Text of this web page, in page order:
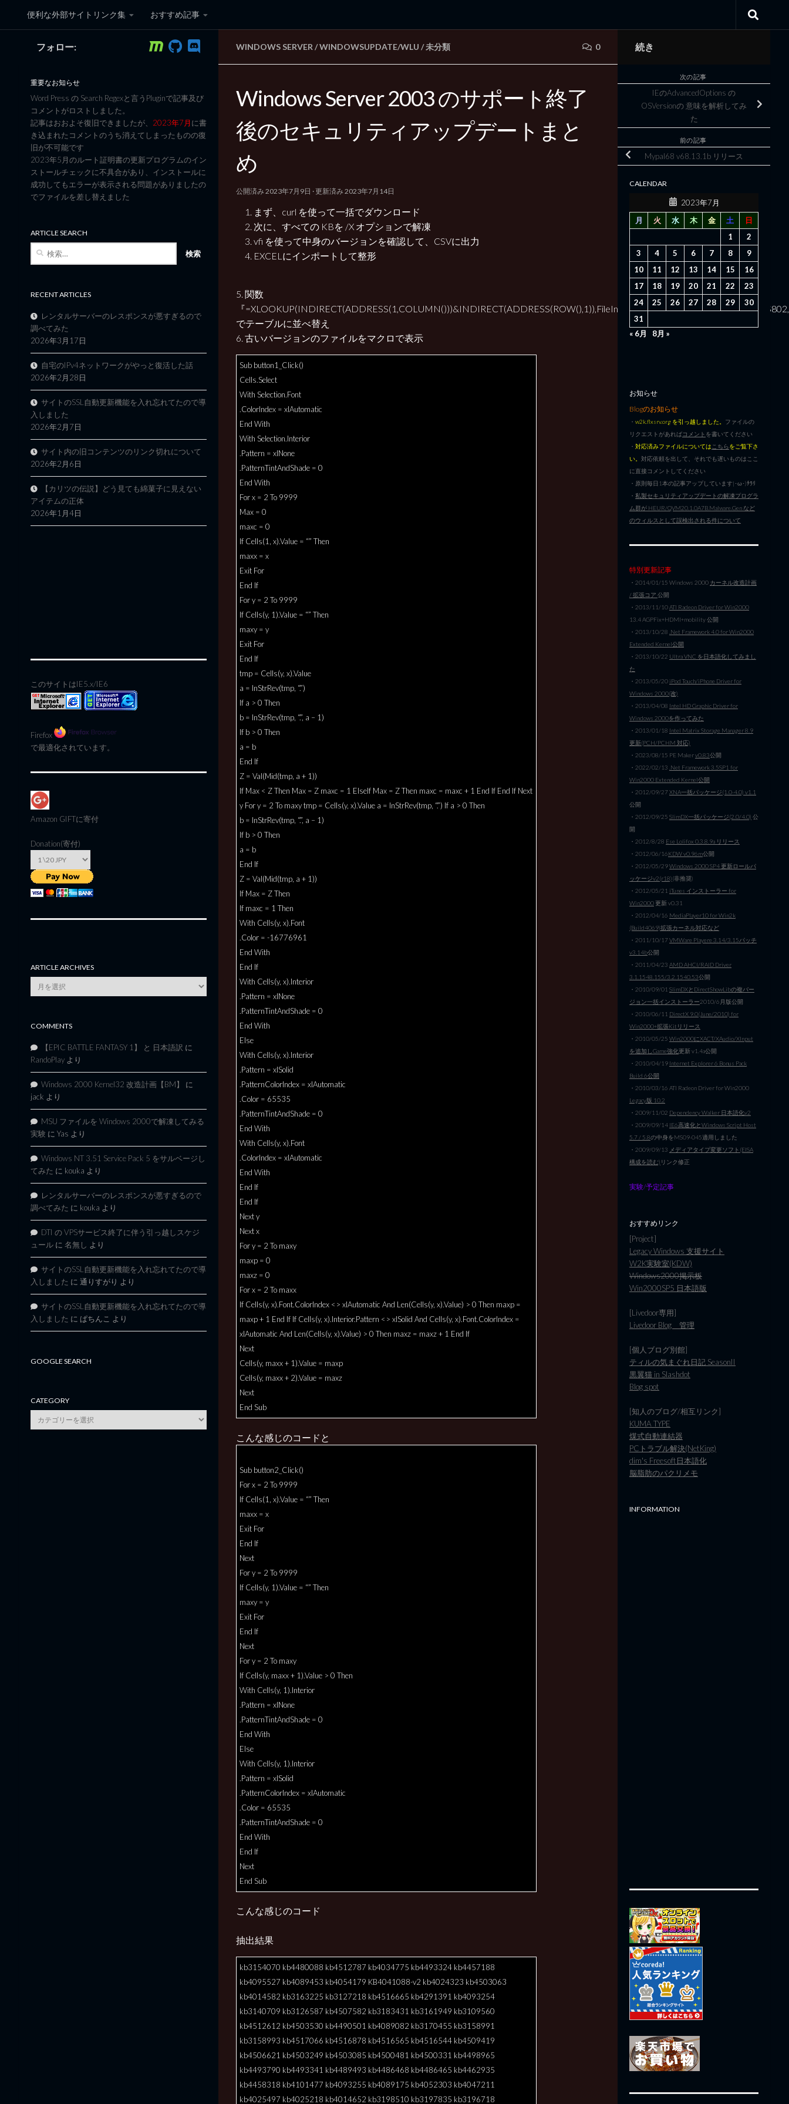
コンテンツへスキップ
便利な外部サイトリンク集 おすすめ記事
黒翼猫のコンピュータ日記 3rd Edition
WINDOWS SERVER /WINDOWSUPDATE/WLU /未分類 0
Windows Server 2003 のサポート終了
後のセキュリティアップデートまと
め
公開済み2023年7月9日 · 更新済み2023年7月14日
まず、curl を使って一括でダウンロード
次に、すべての KBを /X オプションで解凍
vfi を使って中身のバージョンを確認して、CSVに出力
EXCELにインポートして整形
5. 関数
『
でテーブルに並べ替え
6. 古いバージョンのファイルをマクロで表示
Sub button1_Click()
Cells.Select
With Selection.Font
.ColorIndex = xlAutomatic
End With
With Selection.Interior
.Pattern = xlNone
.PatternTintAndShade = 0
End With
For x = 2 To 9999
Max = 0
maxc = 0
If Cells(1, x).Value = “” Then
maxx = x
Exit For
End If
For y = 2 To 9999
If Cells(y, 1).Value = “” Then
maxy = y
Exit For
End If
tmp = Cells(y, x).Value
a = InStrRev(tmp, “.”)
If a > 0 Then
b = InStrRev(tmp, “.”, a – 1)
If b > 0 Then
a = b
End If
Z = Val(Mid(tmp, a + 1))
If Max < Z Then Max = Z maxc = 1 ElseIf Max = Z Then maxc = maxc + 1 End If End If Next
y For y = 2 To maxy tmp = Cells(y, x).Value a = InStrRev(tmp, “.”) If a > 0 Then
b = InStrRev(tmp, “.”, a – 1)
If b > 0 Then
a = b
End If
Z = Val(Mid(tmp, a + 1))
If Max = Z Then
If maxc = 1 Then
With Cells(y, x).Font
.Color = -16776961
End With
End If
With Cells(y, x).Interior
.Pattern = xlNone
.PatternTintAndShade = 0
End With
Else
With Cells(y, x).Interior
.Pattern = xlSolid
.PatternColorIndex = xlAutomatic
.Color = 65535
.PatternTintAndShade = 0
End With
With Cells(y, x).Font
.ColorIndex = xlAutomatic
End With
End If
End If
Next y
Next x
For y = 2 To maxy
maxp = 0
maxz = 0
For x = 2 To maxx
If Cells(y, x).Font.ColorIndex <> xlAutomatic And Len(Cells(y, x).Value) > 0 Then maxp =
maxp + 1 End If If Cells(y, x).Interior.Pattern <> xlSolid And Cells(y, x).Font.ColorIndex =
xlAutomatic And Len(Cells(y, x).Value) > 0 Then maxz = maxz + 1 End If
Next
Cells(y, maxx + 1).Value = maxp
Cells(y, maxx + 2).Value = maxz
Next
End Sub
こんな感じのコードと
Sub button2_Click()
For x = 2 To 9999
If Cells(1, x).Value = “” Then
maxx = x
Exit For
End If
Next
For y = 2 To 9999
If Cells(y, 1).Value = “” Then
maxy = y
Exit For
End If
Next
For y = 2 To maxy
If Cells(y, maxx + 1).Value > 0 Then
With Cells(y, 1).Interior
.Pattern = xlNone
.PatternTintAndShade = 0
End With
Else
With Cells(y, 1).Interior
.Pattern = xlSolid
.PatternColorIndex = xlAutomatic
.Color = 65535
.PatternTintAndShade = 0
End With
End If
Next
End Sub
こんな感じのコード
抽出結果
kb3154070 kb4480088 kb4512787 kb4034775 kb4493324 kb4457188
kb4095527 kb4089453 kb4054179 KB4041088-v2 kb4024323 kb4503063
kb4014582 kb3163225 kb3127218 kb4516665 kb4291391 kb4093254
kb3140709 kb3126587 kb4507582 kb3183431 kb3161949 kb3109560
kb4512612 kb4503530 kb4490501 kb4089082 kb3170455 kb3158991
kb3158993 kb4517066 kb4516878 kb4516565 kb4516544 kb4509419
kb4506621 kb4503249 kb4503085 kb4500481 kb4500331 kb4498965
kb4493790 kb4493341 kb4489493 kb4486468 kb4486465 kb4462935
kb4458318 kb4101477 kb4093255 kb4089175 kb4052303 kb4047211
kb4025497 kb4025218 kb4014652 kb3198510 kb3197835 kb3196718
フォロー:
重要なお知らせ
Word Press の Search Regexと言うPluginで記事及び
コメントがロストしました。
記事はおおよそ復旧できましたが、 2023年7月に書
き込まれたコメントのうち消えてしまったものの復
旧が不可能です
2023年5月のルート証明書の更新プログラムのイン
ストールチェックに不具合があり、インストールに
成功してもエラーが表示される問題がありましたの
でファイルを差し替えました
ARTICLE SEARCH
RECENT ARTICLES
レンタルサーバーのレスポンスが悪すぎるので
調べてみた
2026年3月17日
自宅のIPv4ネットワークがやっと復活した話
2026年2月28日
サイトのSSL自動更新機能を入れ忘れてたので導
入しました
2026年2月7日
サイト内の旧コンテンツのリンク切れについて
2026年2月6日
【カリツの伝説】どう見ても綿菓子に見えない
アイテムの正体
2026年1月4日
このサイトはIE5.x/IE6
Firefox
で最適化されています。
Amazon GIFTに寄付
Donation(寄付)
ARTICLE ARCHIVES
Article
Archives
COMMENTS
【EPIC BATTLE FANTASY 1】 と 日本語訳 に
RandoPlay より
Windows 2000 Kernel32 改造計画【BM】
に
jack より
MSU ファイルを Windows 2000で解凍してみる
実験 に Yas より
Windows NT 3.51 Service Pack 5 をサルベージし
てみた に kouka より
レンタルサーバーのレスポンスが悪すぎるので
調べてみた に kouka より
DTI の VPSサービス終了に伴う引っ越しスケジ
ュール に 名無し より
サイトのSSL自動更新機能を入れ忘れてたので導
入しました に 通りすがり より
サイトのSSL自動更新機能を入れ忘れてたので導
入しました に ぱちんこ より
GOOGLE SEARCH
CATEGORY
category
続き
次の記事
IEのAdvancedOptions の
OSVersionの 意味を解析してみ
た
前の記事
Mypal68 v68.13.1b リリース
CALENDAR
2023年7月
月
火 水 木 金 土
日
1
2
3
4 5 6 7 8
9
10
11 12 13 14 15
16
17
18 19 20 21 22
23
24
25 26 27 28 29
30
31
« 6月
8月 »
お知らせ
Blogのお知らせ
・ w2k.flxsrv.org を引っ越しました。 ファイルの
リクエストがあればコメント を書いてください
・ 対応済みファイルについては こちらをご覧下さ
い。 対応依頼を出して、それでも遅いものはここ
に直接コメントしてください
・原則毎日1本の記事アップしています|･ω･)ﾁﾗﾘ
・ 私製セキュリティアップデートの解凍プログラ
ム群が HEUR/QVM20.1.0A7B.Malware.Gen など
のウィルスとして誤検出される件について
特別更新記事
・2014/01/15 Windows 2000 カーネル改造計画
/ 拡張コア 公開
・2013/11/10ATI Radeon Driver for Win2000
13.4 AGPFix+HDMI+mobility 公開
・2013/10/28 .Net Framework 4.0 for Win2000
Extended Kernel公開
・2013/10/22 Ultra VNC を日本語化してみまし
た
・2013/05/20 iPod Touch/iPhone Driver for
Windows 2000(改)
・2013/04/08 Intel HD Graphic Driver for
Windows 2000を作ってみた
・2013/01/18 Intel Matrix Storage Manager 8.9
更新(PCH/PCHM 対応)
・2023/08/15 PE Makerv0.83公開
・2022/02/13 .Net Framework 3.5SP1 for
Win2000 Extended Kernel公開
・2012/09/27XNA一括パッケージ(1.0-4.0) v1.1
公開
・2012/09/25 SlimDX一括パッケージ(2.0/4.0) 公
開
・2012/8/28 Ese Lolifox 0.3.8.9a リリース
・2012/06/16KDW v0.96m公開
・2012/05/29Windows 2000 SP4 更新ロールパ
ッケージv2(r18)(非推奨)
・2012/05/21 iTunes インストーラー for
Win2000更新 v0.31
・2012/04/16 MediaPlayer10 for Win2k
(Build4069)拡張カーネル対応など
・2011/10/17VMWare Playere 3.14/3.15パッチ
v3.14b公開
・2011/04/23 AMD AHCI/RAID Driver
3.1.1548.155/3.2.1540.53公開
・2010/09/01 SlimDXとDirectShowLibの複バー
ジョン一括インストーラー2010/6月版公開
・2010/06/11 DirectX 9.0(June/2010) for
Win2000+拡張Kitリリース
・2010/05/25 Win2000にXACT/XAudio/XInput
を追加しGame強化更新 v1.4a公開
・2010/04/19 Internet Explorer 6 Bonus Pack
Build 6公開
・2010/03/16 ATI Radeon Driver for Win2000
Legacy版 10.2
・2009/11/02 Dependency Walker 日本語化v2
・2009/09/14 IE6高速化とWindows Script Host
5.7 / 5.8の中身をMS09-045適用しました
・2009/09/13 メディアタイプ変更ソフト(EISA
構成を読む) リンク修正
実験/予定記事
おすすめリンク
[Project]
Legacy Windows 支援サイト
W2K実験室(KDW)
Windows2000掲示板
Win2000SP5 日本語版
[Livedoor専用]
Livedoor Blog 管理
[個人ブログ別館]
ティルの気まぐれ日記 SeasonII
黒翼猫 in Slashdot
Blog spot
[知人のブログ/相互リンク]
KUMA TYPE
煤式自動連結器
PCトラブル解決(NetKing)
dim's Freesoft日本語化
脳脂肪のパクリメモ
INFORMATION